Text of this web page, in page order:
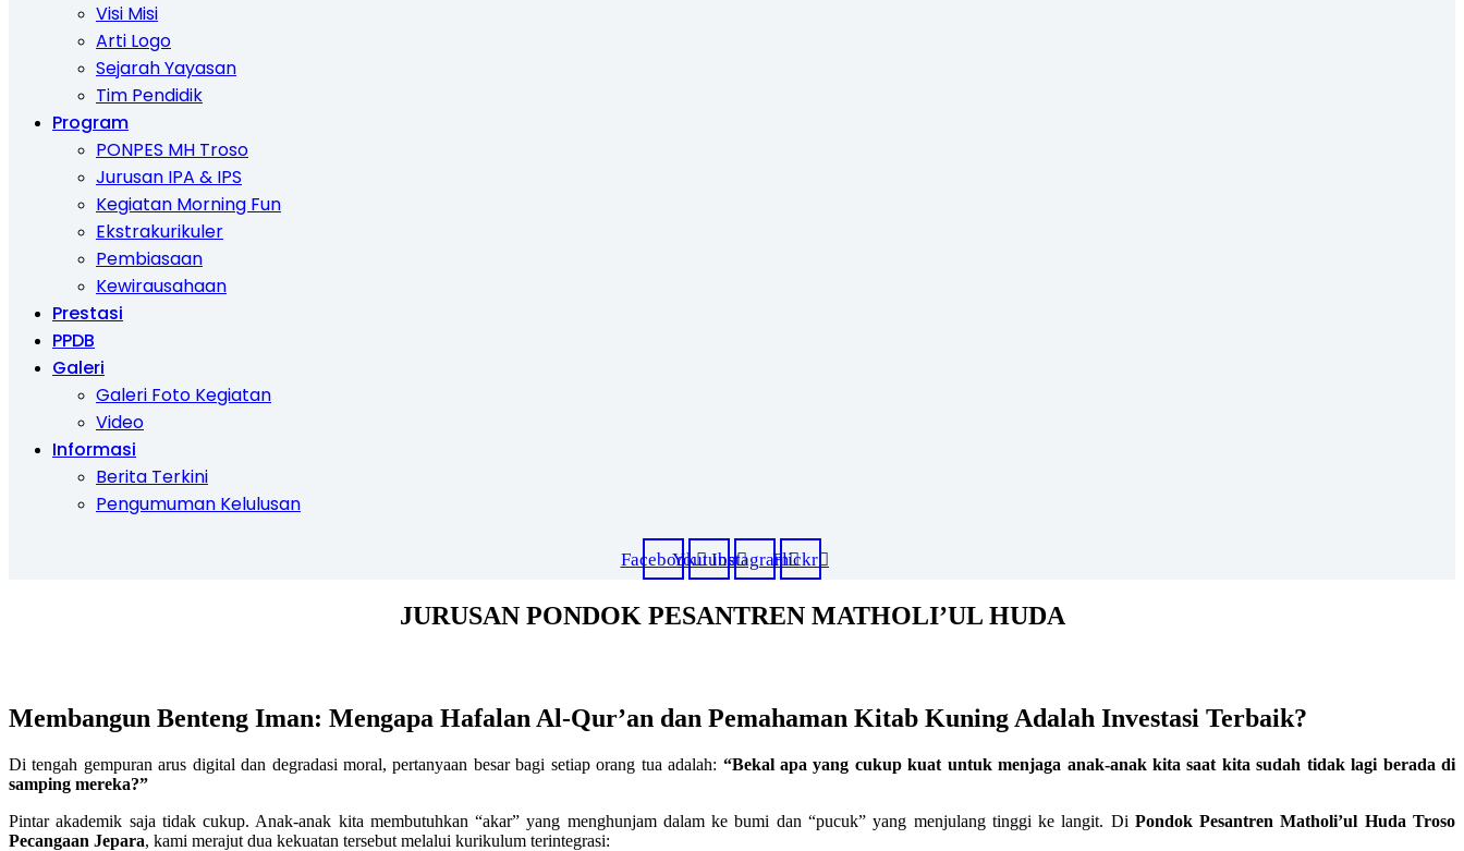
Visi Misi
Arti Logo
Sejarah Yayasan
Tim Pendidik
Program
PONPES MH Troso
Jurusan IPA & IPS
Kegiatan Morning Fun
Ekstrakurikuler
Pembiasaan
Kewirausahaan
Prestasi
PPDB
Galeri
Galeri Foto Kegiatan
Video
Informasi
Berita Terkini
Pengumuman Kelulusan
FacebookYoutubeInstagramFlickr
JURUSAN PONDOK PESANTREN MATHOLI’UL HUDA
Membangun Benteng Iman: Mengapa Hafalan Al-Qur’an dan Pemahaman Kitab Kuning Adalah Investasi Terbaik?
Di tengah gempuran arus digital dan degradasi moral, pertanyaan besar bagi setiap orang tua adalah: “Bekal apa yang cukup kuat untuk menjaga anak-anak kita saat kita sudah tidak lagi berada di
samping mereka?”
Pintar akademik saja tidak cukup. Anak-anak kita membutuhkan “akar” yang menghunjam dalam ke bumi dan “pucuk” yang menjulang tinggi ke langit. Di Pondok Pesantren Matholi’ul Huda Troso
Pecangaan Jepara, kami merajut dua kekuatan tersebut melalui kurikulum terintegrasi: